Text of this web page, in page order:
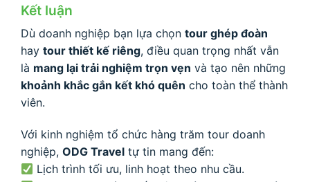
Kết luận
Dù doanh nghiệp bạn lựa chọn tour ghép đoàn
hay tour thiết kế riêng, điều quan trọng nhất vẫn
là mang lại trải nghiệm trọn vẹn và tạo nên những
khoảnh khắc gắn kết khó quên cho toàn thể thành
viên.
Với kinh nghiệm tổ chức hàng trăm tour doanh
nghiệp, ODG Travel tự tin mang đến:
Lịch trình tối ưu, linh hoạt theo nhu cầu.